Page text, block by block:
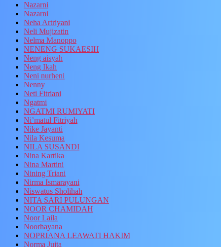
Nazarni
Nazarni
Neha Artriyani
Neli Mujizatin
Nelma Manoppo
NENENG SUKAESIH
Neng aisyah
Neng Ikah
Neni nurheni
Nenny
Neti Fitriani
Ngatmi
NGATMI RUMIYATI
Ni’matul Fitriyah
Nike Jayanti
Nila Kesuma
NILA SUSANDI
Nina Kartika
Nina Martini
Nining Triani
Nirma Ismarayani
Niswatus Sholihah
NITA SARI PULUNGAN
NOOR CHAMIDAH
Noor Laila
Noorhayana
NOPRIANA LEAWATI HAKIM
Norma Juita